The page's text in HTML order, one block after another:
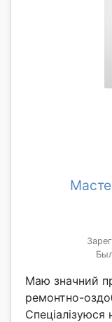
Маю значний
ремонтно-
Спеціалізуюся